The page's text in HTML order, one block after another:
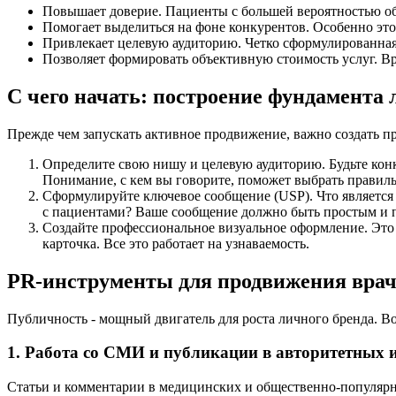
Повышает доверие. Пациенты с большей вероятностью
Помогает выделиться на фоне конкурентов. Особенно
Привлекает целевую аудиторию. Четко
Позволяет формировать объективную стоимость услуг.
С чего начать: построение фундамента
Прежде чем запускать активное продвижение, важно создать
Определите свою нишу и целевую аудиторию. Будьте
Понимание, с кем вы говорите, поможет выбрать
Сформулируйте ключевое сообщение (USP). Что
с пациентами? Ваше сообщение должно быть простым и
Создайте профессиональное визуальное оформление.
карточка. Все это работает на узнаваемость.
PR-инструменты для продвижения
Публичность - мощный двигатель для роста личного бренда.
1. Работа со СМИ и публикации в авторитетных
Статьи и комментарии в медицинских и общественно-